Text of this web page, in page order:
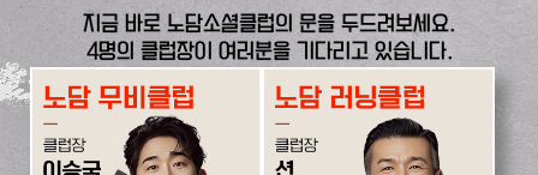
지금 바로 노담소셜클럽의 문을 두드려보세요.
4명의 클럽장이 여러분을 기다리고 있습니다.